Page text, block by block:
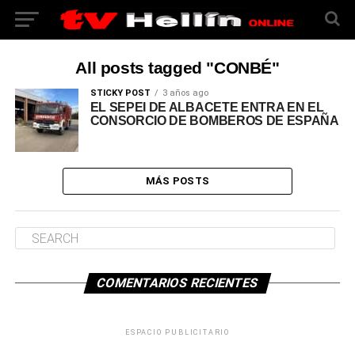
All posts tagged "CONBÉ"
STICKY POST 3 años ago
EL SEPEI DE ALBACETE ENTRA EN EL
CONSORCIO DE BOMBEROS DE ESPAÑA
MÁS POSTS
COMENTARIOS RECIENTES
ESPACIO PUBLICITARIO